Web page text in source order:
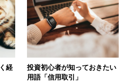
経
投資初心者が知っておきたい
用語「信用取引」